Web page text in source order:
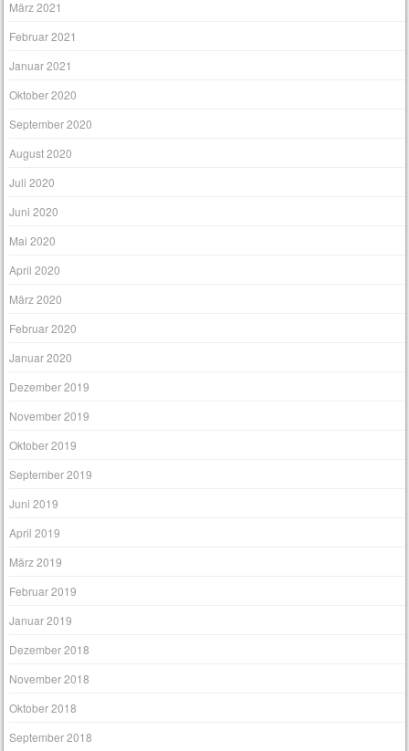
März 2021
Februar 2021
Januar 2021
Oktober 2020
September 2020
August 2020
Juli 2020
Juni 2020
Mai 2020
April 2020
März 2020
Februar 2020
Januar 2020
Dezember 2019
November 2019
Oktober 2019
September 2019
Juni 2019
April 2019
März 2019
Februar 2019
Januar 2019
Dezember 2018
November 2018
Oktober 2018
September 2018